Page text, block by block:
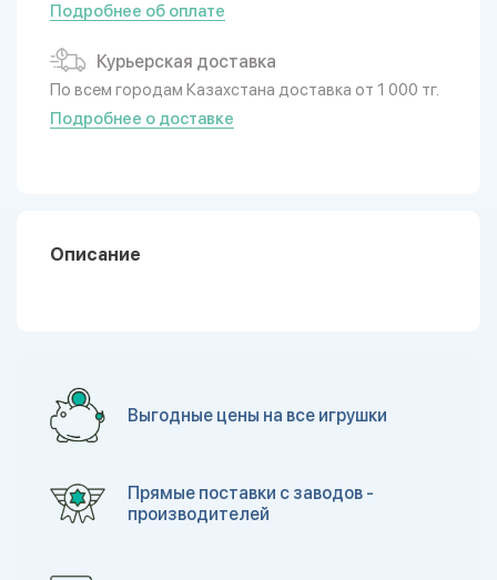
Подробнее об оплате
Курьерская доставка
По всем городам Казахстана доставка от 1 000 тг.
Подробнее о доставке
Описание
Выгодные цены на все игрушки
Прямые поставки с заводов -
производителей